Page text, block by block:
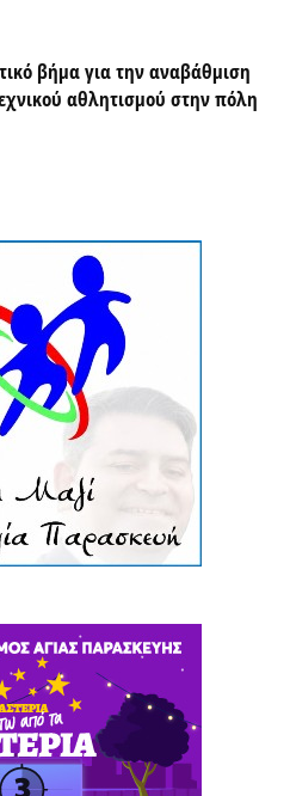
βήμα για την αναβάθμιση
αθλητισμού στην πόλη